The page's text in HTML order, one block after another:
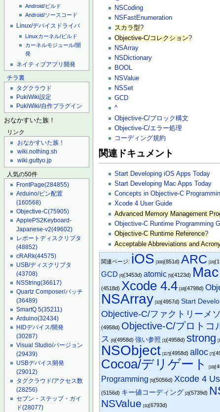
Android/ビルド
Android/ソースコード
Linux/デバイスドライバ
Linuxカーネル/ビルド
カーネルモジュール/開
発
ネイティブアプリ開発
チラ裏
タグクラウド
PukiWiki設定
PukiWiki/自作プラグイン
おなかすいた族！
リンク
おなかすいた族！
wiki.nothing.sh
wiki.guttyo.jp
人気の50件
FrontPage(284855)
Arduino/ピン配置
(160568)
Objective-C(75905)
ApplePS2Keyboard-
Japanese-v2(49602)
レポートディスクリプタ
(48852)
cRARk(44575)
USB/ディスクリプタ
(43708)
NSString(36617)
Quartz Composer/パッチ
(36489)
SmartQ 5(35211)
Arduino(32434)
HIDデバイス/開発
(30287)
Visual Studio/バージョン
(29439)
USBデバイス開発
(29012)
タグクラウド/アクセス数
(28256)
セブン・ステップ・ガイ
ド(28077)
NSCoding
NSFastEnumeration
スカラ型?
Objective-C/コレクション?
NSArray
NSDictionary
BOOL
NSValue
NSSet
GCD
^
Objective-C/ブロック構文
Objective-C/エラー処理
コーディング規約
関連ドキュメント
Start Developing iOS Apps Today
Start Developing Mac Apps Today
Concepts in Objective-C
Xcode 4 User Guide
Advanced Memory Management
Objective-C Runtime Programming
Objective-C Runtime Reference?
Acceptable Abbreviations and
関連ページ: iOS [306](851d)ARC [16]
GCD [4](3453d)atomic [5](4123d)
(4518d) Xcode 4.4 [18](4798d)
NSArray [32](4957d)Start
Objective-C/ファクトリーメ
(4958d) Objective-C/プロトコ
ス
[6](4958d)強い参照 [1](4958d)strong
NSObject [117](4958d)alloc [7]
Cocoa/デリゲート [18]
Programming [5](5056d) Xcode 4
(5156d) キー値コーディング [2](5739d)
NSValue [11](6793d)